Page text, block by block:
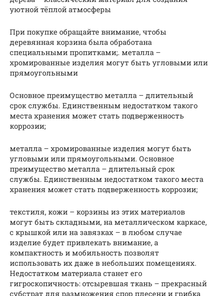
уютной тёплой атмосферы
При покупке обращайте внимание, чтобы
деревянная корзина была обработана
специальными пропитками;. металла –
хромированные изделия могут быть угловыми или
прямоугольными
Основное преимущество металла – длительный
срок службы. Единственным недостатком такого
места хранения может стать подверженность
коррозии;
металла – хромированные изделия могут быть
угловыми или прямоугольными. Основное
преимущество металла – длительный срок
службы. Единственным недостатком такого места
хранения может стать подверженность коррозии;
текстиля, кожи – корзины из этих материалов
могут быть складными, на металлическом каркасе,
с крышкой или на завязках – в любом случае
изделие будет привлекать внимание, а
компактность и мобильность позволят
использовать их даже в небольших помещениях.
Недостатком материала станет его
гигроскопичность: отсыревшая ткань – прекрасный
субстрат для размножения спор плесени и грибка